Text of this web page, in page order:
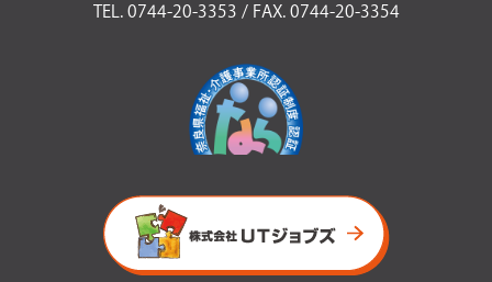
TEL. 0744-20-3353 / FAX. 0744-20-3354